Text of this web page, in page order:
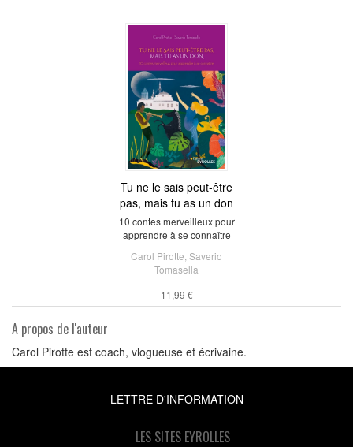
Tu ne le sais peut-être
pas, mais tu as un don
10 contes merveilleux pour
apprendre à se connaître
Carol Pirotte Saverio
Tomasella
11,99 €
A propos de l'auteur
Carol Pirotte est coach, vlogueuse et écrivaine.
LETTRE D'INFORMATION
LES SITES EYROLLES